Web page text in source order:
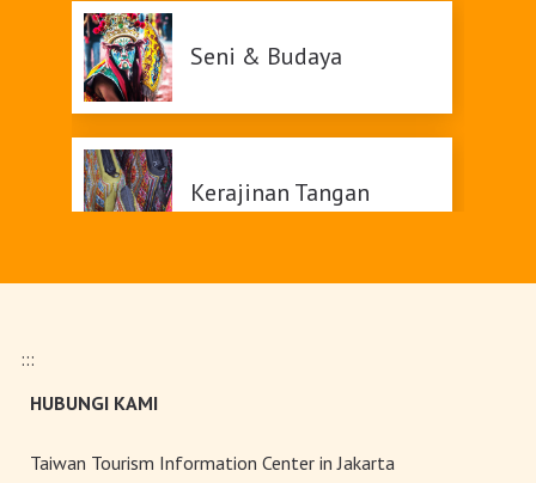
Seni & Budaya
Kerajinan Tangan
Teh Kelas Dunia
:::
HUBUNGI KAMI
Taiwan Tourism Information Center in Jakarta